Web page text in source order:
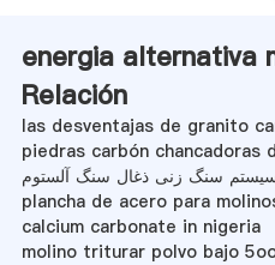
energia alternativa
Relación
las desventajas de granito
piedras carbón chancadoras
سنگ زنی ذغال سنگ آلستوم
plancha de acero para
calcium carbonate in nigeria
molino triturar polvo bajo